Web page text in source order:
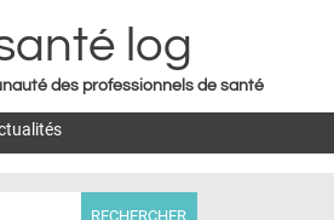
to navigation
log
des professionnels de santé